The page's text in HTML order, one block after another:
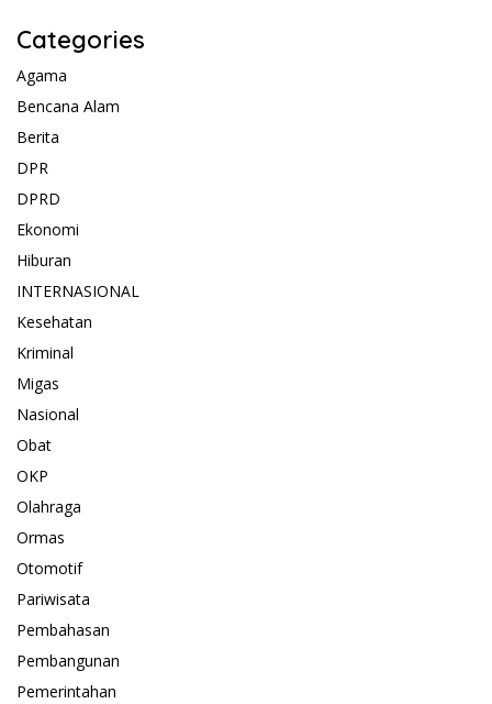
Categories
Agama
Bencana Alam
Berita
DPR
DPRD
Ekonomi
Hiburan
INTERNASIONAL
Kesehatan
Kriminal
Migas
Nasional
Obat
OKP
Olahraga
Ormas
Otomotif
Pariwisata
Pembahasan
Pembangunan
Pemerintahan